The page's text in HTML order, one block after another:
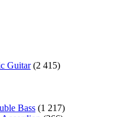
Guitar(2 415)
Bass (1 217)